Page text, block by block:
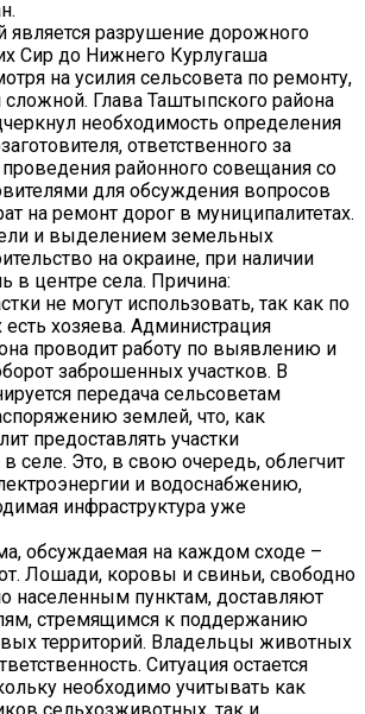
разрушение дорожного
Сир до Нижнего Курлугаша
на усилия сельсовета по ремонту,
сложной. Глава Таштыпского района
необходимость определения
ответственного за
районного совещания со
для обсуждения вопросов
на ремонт дорог в муниципалитетах.
и выделением земельных
на окраине, при наличии
в центре села. Причина:
не могут использовать, так как по
хозяева. Администрация
проводит работу по выявлению и
заброшенных участков. В
передача сельсоветам
землей, что, как
предоставлять участки
селе. Это, в свою очередь, облегчит
и водоснабжению,
инфраструктура уже
обсуждаемая на каждом сходе –
Лошади, коровы и свиньи, свободно
населенным пунктам, доставляют
стремящимся к поддержанию
территорий. Владельцы животных
Ситуация остается
необходимо учитывать как